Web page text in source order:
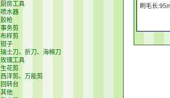
刷毛长
厨房工具
喷水器
胶枪
事务剪
布样剪
钳子
瑞士刀、折刀、海棉刀
玫瑰工具
生花剪
西洋剪、万能剪
回转台
其他